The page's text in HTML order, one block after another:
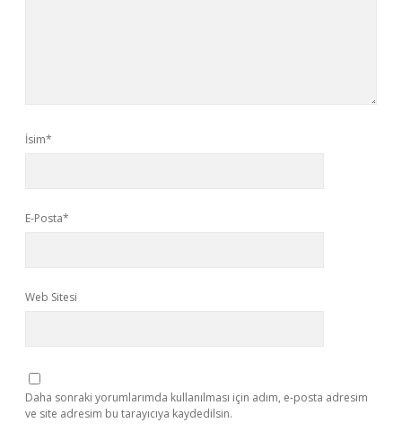
İsim*
E-Posta*
Web Sitesi
Daha sonraki yorumlarımda kullanılması için adım, e-posta adresim
ve site adresim bu tarayıcıya kaydedilsin.